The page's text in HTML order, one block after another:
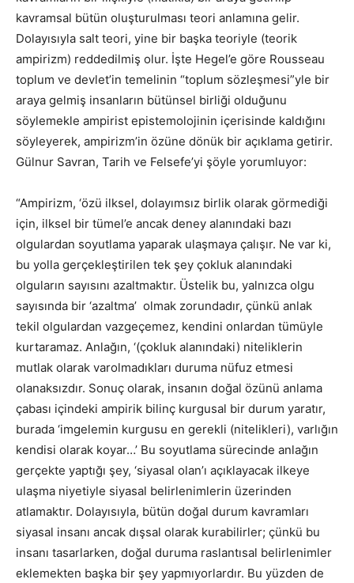
kavramsal bütün oluşturulması teori anlamına gelir.
Dolayısıyla salt teori, yine bir başka teoriyle (teorik
ampirizm) reddedilmiş olur. İşte Hegel’e göre Rousseau
toplum ve devlet’in temelinin “toplum sözleşmesi”yle bir
araya gelmiş insanların bütünsel birliği olduğunu
söylemekle ampirist epistemolojinin içerisinde kaldığını
söyleyerek, ampirizm’in özüne dönük bir açıklama getirir.
Gülnur Savran, Tarih ve Felsefe’yi şöyle yorumluyor:
“Ampirizm, ‘özü ilksel, dolayımsız birlik olarak görmediği
için, ilksel bir tümel’e ancak deney alanındaki bazı
olgulardan soyutlama yaparak ulaşmaya çalışır. Ne var ki,
bu yolla gerçekleştirilen tek şey çokluk alanındaki
olguların sayısını azaltmaktır. Üstelik bu, yalnızca olgu
sayısında bir ‘azaltma’ olmak zorundadır, çünkü anlak
tekil olgulardan vazgeçemez, kendini onlardan tümüyle
kurtaramaz. Anlağın, ‘(çokluk alanındaki) niteliklerin
mutlak olarak varolmadıkları duruma nüfuz etmesi
olanaksızdır. Sonuç olarak, insanın doğal özünü anlama
çabası içindeki ampirik bilinç kurgusal bir durum yaratır,
burada ‘imgelemin kurgusu en gerekli (nitelikleri), varlığın
kendisi olarak koyar…’ Bu soyutlama sürecinde anlağın
gerçekte yaptığı şey, ‘siyasal olan’ı açıklayacak ilkeye
ulaşma niyetiyle siyasal belirlenimlerin üzerinden
atlamaktır. Dolayısıyla, bütün doğal durum kavramları
siyasal insanı ancak dışsal olarak kurabilirler; çünkü bu
insanı tasarlarken, doğal duruma raslantısal belirlenimler
eklemekten başka bir şey yapmıyorlardır. Bu yüzden de